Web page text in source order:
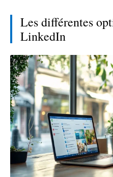
Les différentes
LinkedIn